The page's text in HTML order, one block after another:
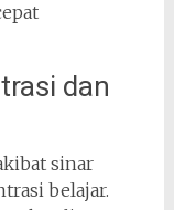
dan
sinar
belajar.